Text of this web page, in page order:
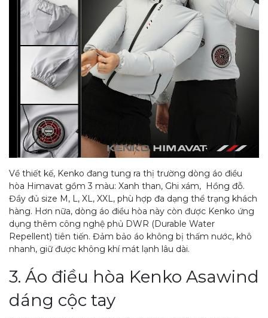
Về thiết kế, Kenko đang tung ra thị trường dòng áo điều
hòa Himavat gồm 3 màu: Xanh than, Ghi xám, Hồng đỗ.
Đầy đủ size M, L, XL, XXL, phù hợp đa dạng thể trạng khách
hàng. Hơn nữa, dòng áo điều hòa này còn được Kenko ứng
dụng thêm công nghệ phủ DWR (Durable Water
Repellent) tiên tiến. Đảm bảo áo không bị thấm nước, khô
nhanh, giữ được không khí mát lạnh lâu dài.
3. Áo điều hòa Kenko Asawind
dáng cộc tay